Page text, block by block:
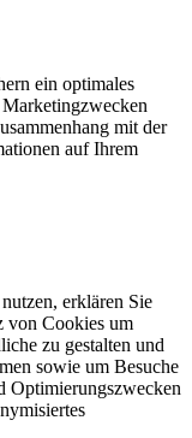
ein optimales
mit der
auf Ihrem
erklären Sie
von Cookies um
zu gestalten und
sowie um Besuche
Optimierungszwecken